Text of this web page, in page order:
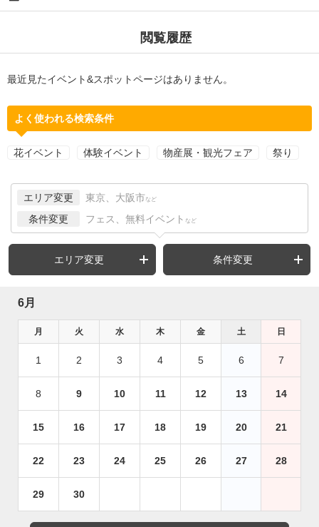
閲覧履歴
最近見たイベント&スポットページはありません。
よく使われる検索条件
花イベント 体験イベント 物産展・観光フェア 祭り
エリア変更 東京、大阪市 など
条件変更 フェス、無料イベント など
エリア変更 条件変更
6月
月 火 水 木 金 土 日
1 2 3 4 5 6 7
8 9 10 11 12 13 14
15 16 17 18 19 20 21
22 23 24 25 26 27 28
29 30